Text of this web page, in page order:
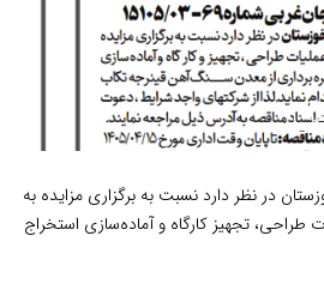
در نظر دارد نسبت به برگزاری مزایده به
طراحی، تجهیز کارگاه و آماده‌سازی استخراج